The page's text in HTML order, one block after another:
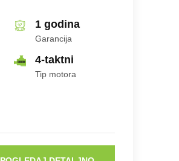
1 godina
Garancija
4-taktni
Tip motora